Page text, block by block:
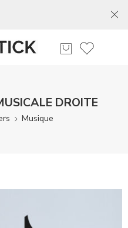
DROITE
Musique